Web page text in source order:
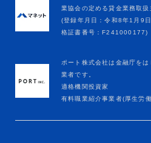
業協会の定める貸金業務取扱
(登録年月日：令和8年1月9
格証書番号：F241000177)
ポート株式会社は金融庁を
業者です。
適格機関投資家
有料職業紹介事業者(厚生労